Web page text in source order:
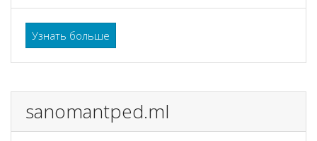
Узнать больше
sanomantped.ml